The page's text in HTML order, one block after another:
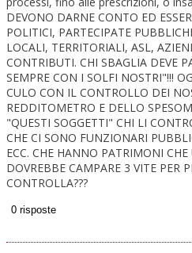
DEVONO DARNE CONTO ED
POLITICI, PARTECIPATE
LOCALI, TERRITORIALI, ASL,
CONTRIBUTI. CHI SBAGLIA DEVE
SEMPRE CON I SOLFI NOSTRI"!!!
CULO CON IL CONTROLLO DEI
REDDITOMETRO E DELLO
"QUESTI SOGGETTI" CHI LI
CHE CI SONO FUNZIONARI
ECC. CHE HANNO PATRIMONI
DOVREBBE CAMPARE 3 VITE PER
CONTROLLA???